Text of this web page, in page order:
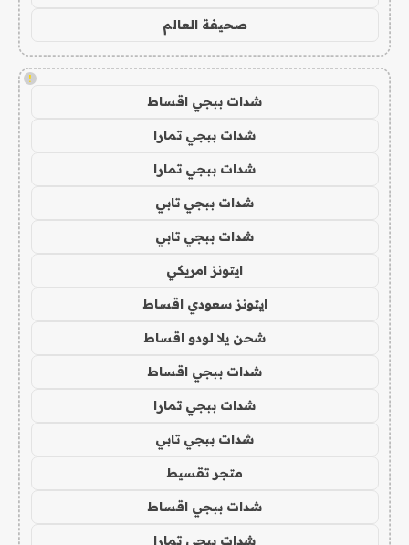
صحيفة العالم
!
شدات ببجي اقساط
شدات ببجي تمارا
شدات ببجي تمارا
شدات ببجي تابي
شدات ببجي تابي
ايتونز امريكي
ايتونز سعودي اقساط
شحن يلا لودو اقساط
شدات ببجي اقساط
شدات ببجي تمارا
شدات ببجي تابي
متجر تقسيط
شدات ببجي اقساط
شدات ببجي تمارا